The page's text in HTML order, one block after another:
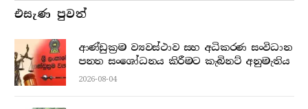
එසැණ පුව​ත්
ආණ්ඩුක්‍රම ව්‍යවස්ථාව සහ අධිකරණ සංවිධාන
පනත සංශෝධනය කිරීමට කැබිනට් අනුමැතිය
2026-08-04